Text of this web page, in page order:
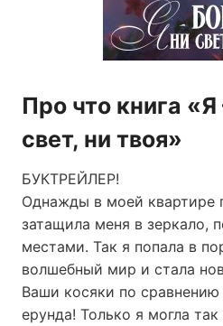
Про что книга
свет, ни твоя»
БУКТРЕЙЛЕР!
Однажды в моей квартире
затащила меня в зеркало,
местами. Так я попала в
волшебный мир и стала
Ваши косяки по
ерунда! Только я могла так